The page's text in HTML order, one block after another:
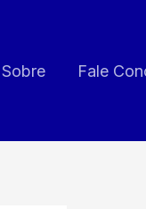
Sobre Fale